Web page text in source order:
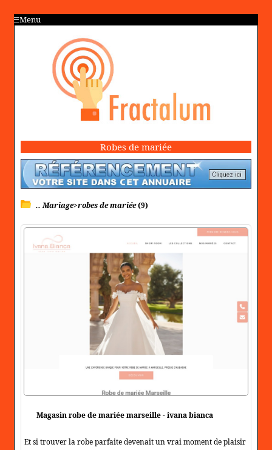
Menu
Robes de mariée
.. Mariage>robes de mariée(9)
Magasin robe de mariée marseille - ivana bianca
Et si trouver la robe parfaite devenait un vrai moment de plaisir